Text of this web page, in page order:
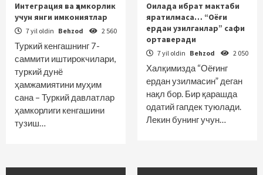
Интеграция ва ҳамкорлик
учун янги имкониятлар
7 yil oldin Behzod 2 560
Туркий кенгашнинг 7-
саммити иштирокчилари,
туркий дунё
ҳамжамиятини муҳим
сана – Туркий давлатлар
ҳамкорлиги кенгашини
тузиш…
Оилада ибрат мактаби
яратилмаса… “Оёғи
ердан узилганлар” сафи
ортаверади
7 yil oldin Behzod 2 050
Халқимизда “Оёғинг
ердан узилмасин” деган
нақл бор. Бир қарашда
одатий гапдек туюлади.
Лекин бунинг учун…